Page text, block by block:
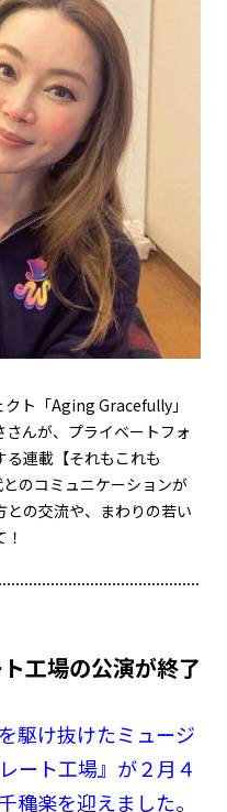
ト「Aging Gracefully」
んが、プライベートフォ
る連載【それもこれも
のコミュニケーションが
の交流や、まわりの若い
工場の公演が終了
駆け抜けたミュージ
ート工場』が２月４
穐楽を迎えました。